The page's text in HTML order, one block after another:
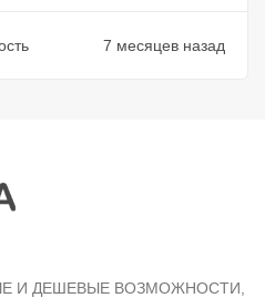
7 месяцев назад
И ДЕШЕВЫЕ ВОЗМОЖНОСТИ,